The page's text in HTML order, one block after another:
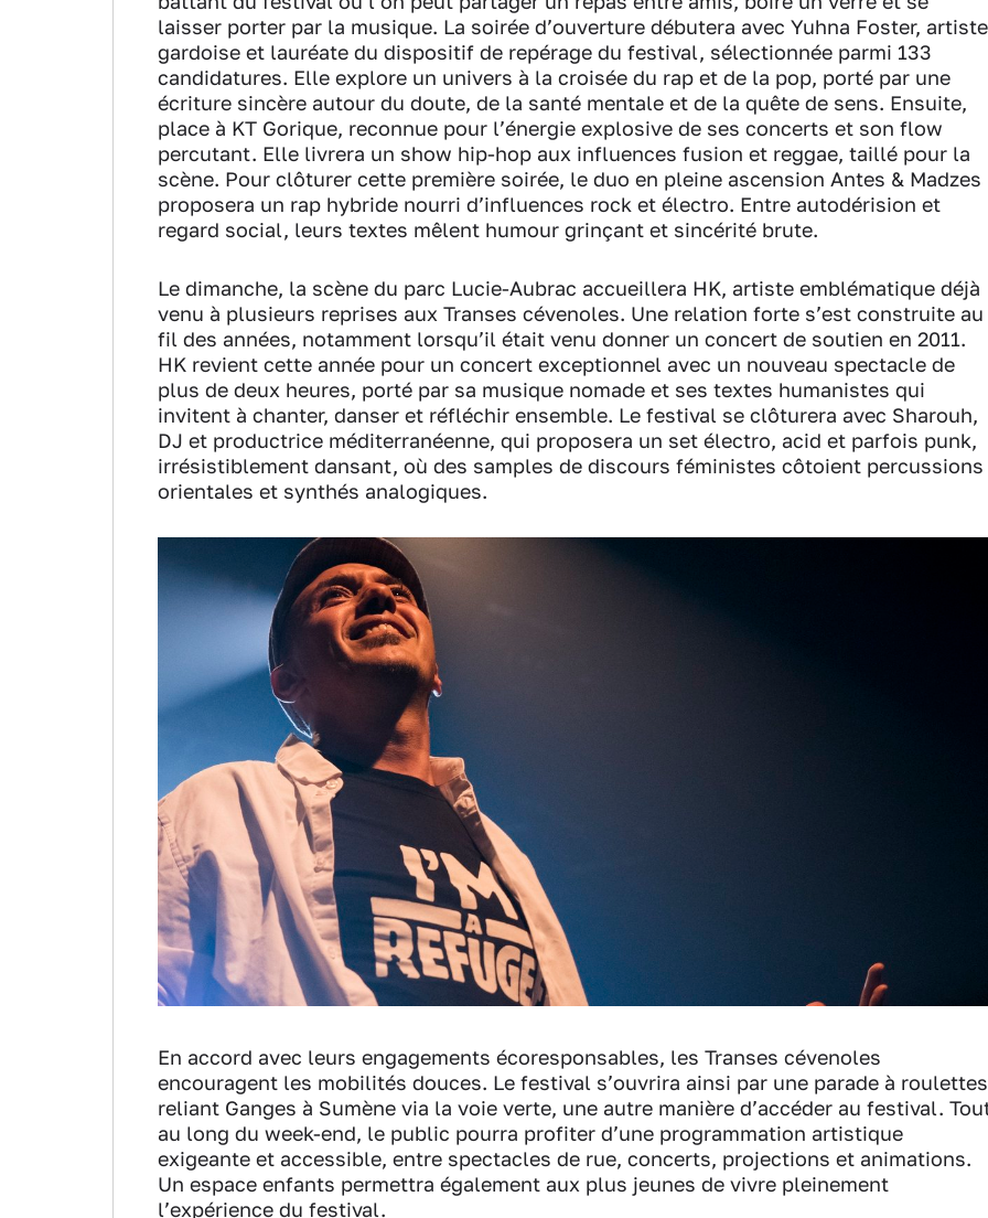
laisser porter par la musique. La soirée d’ouverture débutera avec Yuhna Foster, artiste
gardoise et lauréate du dispositif de repérage du festival, sélectionnée parmi 133
candidatures. Elle explore un univers à la croisée du rap et de la pop, porté par une
écriture sincère autour du doute, de la santé mentale et de la quête de sens. Ensuite,
place à KT Gorique, reconnue pour l’énergie explosive de ses concerts et son flow
percutant. Elle livrera un show hip-hop aux influences fusion et reggae, taillé pour la
scène. Pour clôturer cette première soirée, le duo en pleine ascension Antes & Madzes
proposera un rap hybride nourri d’influences rock et électro. Entre autodérision et
regard social, leurs textes mêlent humour grinçant et sincérité brute.
Le dimanche, la scène du parc Lucie-Aubrac accueillera HK, artiste emblématique déjà
venu à plusieurs reprises aux Transes cévenoles. Une relation forte s’est construite au
fil des années, notamment lorsqu’il était venu donner un concert de soutien en 2011.
HK revient cette année pour un concert exceptionnel avec un nouveau spectacle de
plus de deux heures, porté par sa musique nomade et ses textes humanistes qui
invitent à chanter, danser et réfléchir ensemble. Le festival se clôturera avec Sharouh,
DJ et productrice méditerranéenne, qui proposera un set électro, acid et parfois punk,
irrésistiblement dansant, où des samples de discours féministes côtoient percussions
orientales et synthés analogiques.
En accord avec leurs engagements écoresponsables, les Transes cévenoles
encouragent les mobilités douces. Le festival s’ouvrira ainsi par une parade à roulettes
reliant Ganges à Sumène via la voie verte, une autre manière d’accéder au festival.
au long du week-end, le public pourra profiter d’une programmation artistique
exigeante et accessible, entre spectacles de rue, concerts, projections et animations.
Un espace enfants permettra également aux plus jeunes de vivre pleinement
l’expérience du festival.